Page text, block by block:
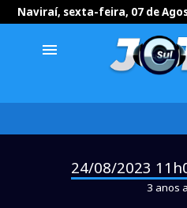
Naviraí, sexta-feira, 07 de
menu
24/08/2023
3 anos